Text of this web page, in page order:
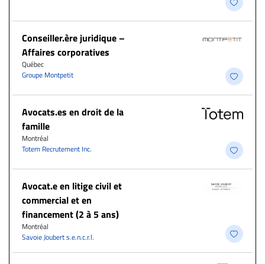
Conseiller.ère juridique –
Affaires corporatives
Québec
Groupe Montpetit
Avocats.es en droit de la
famille
Montréal
Totem Recrutement Inc.
Avocat.e en litige civil et
commercial et en
financement (2 à 5 ans)
Montréal
Savoie Joubert s.e.n.c.r.l.